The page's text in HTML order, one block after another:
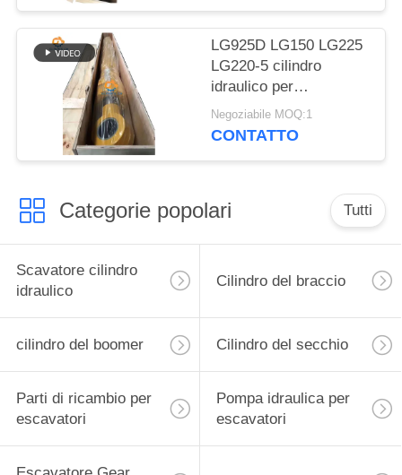
LG925D LG150 LG225
LG220-5 cilindro
idraulico per
escavatore Liugong
Negoziabile MOQ:1
CONTATTO
Categorie popolari Tutti
Scavatore cilindro
idraulico
Cilindro del braccio
cilindro del boomer Cilindro del secchio
Parti di ricambio per
escavatori
Pompa idraulica per
escavatori